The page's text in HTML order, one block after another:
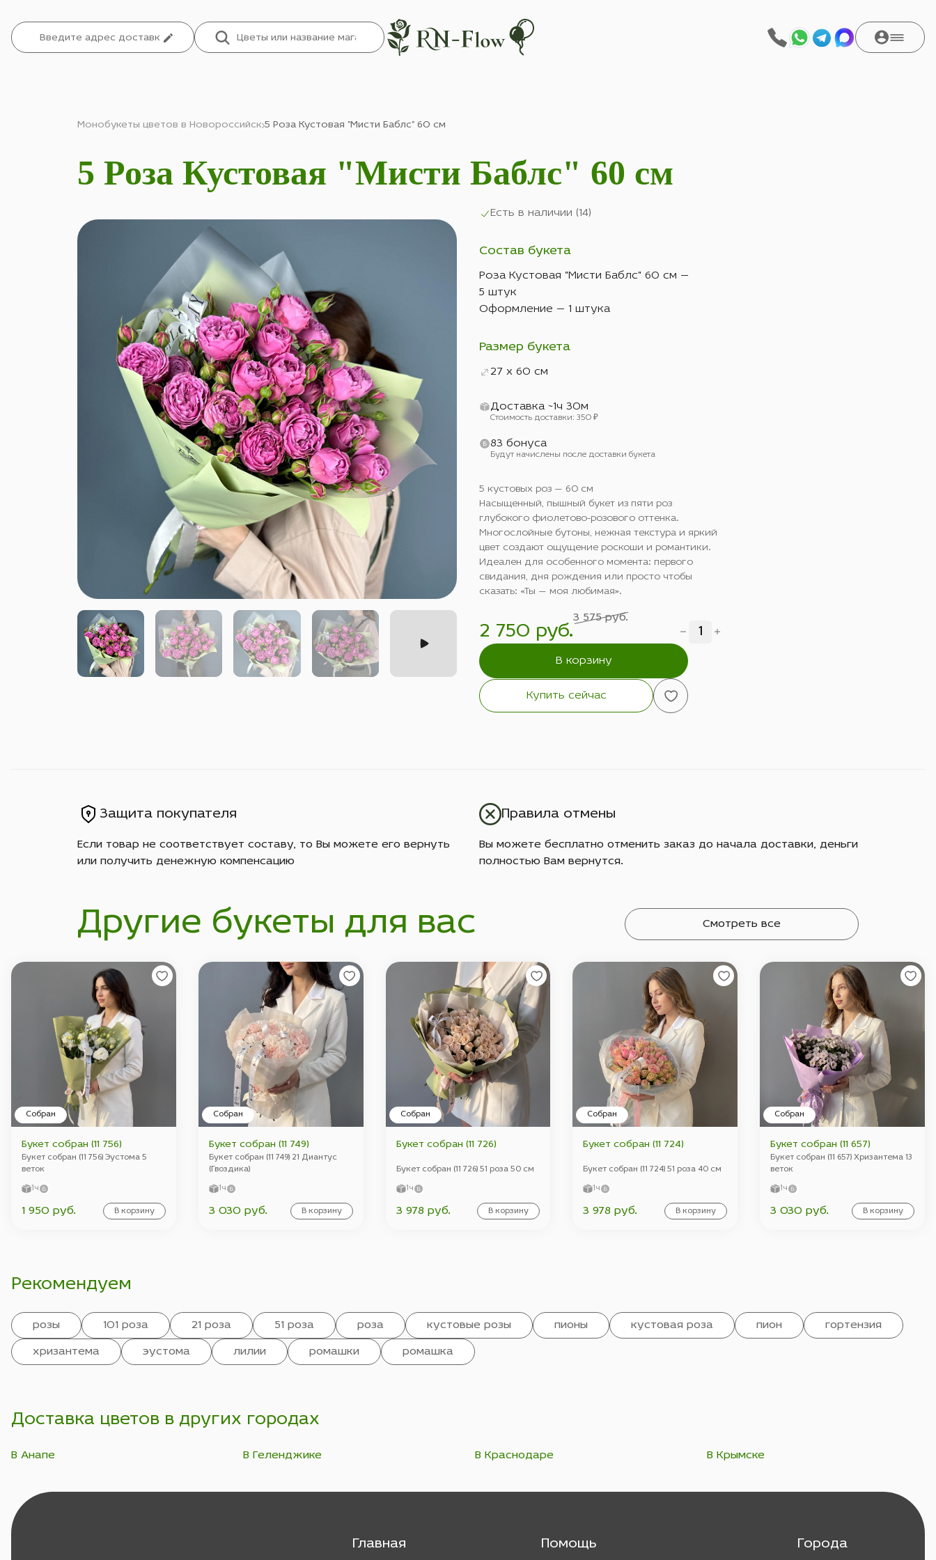
Монобукеты цветов в Новороссийск 5 Роза Кустовая "Мисти Баблс" 60 см
5 Роза Кустовая "Мисти Баблс" 60 см
Есть в наличии (14)
Состав букета
Роза Кустовая "Мисти Баблс" 60 см —
5 штук
Оформление — 1 штука
Размер букета
27 x 60 см
Доставка ~1ч 30м
Стоимость доставки: 350 ₽
83 бонуса
Будут начислены после доставки букета
5 кустовых роз — 60 см
Насыщенный, пышный букет из пяти роз
глубокого фиолетово-розового оттенка.
Многослойные бутоны, нежная текстура и яркий
цвет создают ощущение роскоши и романтики.
Идеален для особенного момента: первого
свидания, дня рождения или просто чтобы
сказать: «Ты — моя любимая».
2 750 руб.
3 575 руб.
В корзину
Купить сейчас
Защита покупателя
Если товар не соответствует составу, то Вы можете его вернуть
или получить денежную компенсацию
Правила отмены
Вы можете бесплатно отменить заказ до начала доставки, деньги
полностью Вам вернутся.
Другие букеты для вас Смотреть все
Собран
Букет собран (11 756)
Букет собран (11 756) Эустома 5
веток
1ч
1 950 руб. В корзину
Собран
Букет собран (11 749)
Букет собран (11 749) 21 Диантус
(Гвоздика)
1ч
3 030 руб. В корзину
Собран
Букет собран (11 726)
Букет собран (11 726) 51 роза 50 см
1ч
3 978 руб. В корзину
Собран
Букет собран (11 724)
Букет собран (11 724) 51 роза 40 см
1ч
3 978 руб. В корзину
Собран
Букет собран (11 657)
Букет собран (11 657) Хризантема 13
веток
1ч
3 030 руб. В корзину
Рекомендуем
розы 101 роза 21 роза 51 роза роза кустовые розы пионы кустовая роза пион гортензия
хризантема эустома лилии ромашки ромашка
Доставка цветов в других городах
В Анапе В Геленджике В Краснодаре В Крымске
Главная Помощь Города